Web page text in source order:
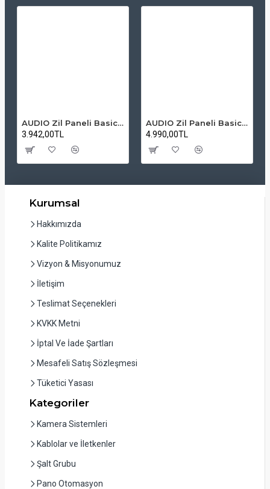
AUDIO Zil Paneli Basic Hpli Çift Buton 14'lü Sesli Apartman Diafon Kapı Paneli
3.942,00TL
AUDIO Zil Paneli Basic Hpli Çift Buton 20'li Sesli Apartman Diafon Kapı Paneli
4.990,00TL
Kurumsal
Hakkımızda
Kalite Politikamız
Vizyon & Misyonumuz
İletişim
Teslimat Seçenekleri
KVKK Metni
İptal Ve İade Şartları
Mesafeli Satış Sözleşmesi
Tüketici Yasası
Kategoriler
Kamera Sistemleri
Kablolar ve İletkenler
Şalt Grubu
Pano Otomasyon